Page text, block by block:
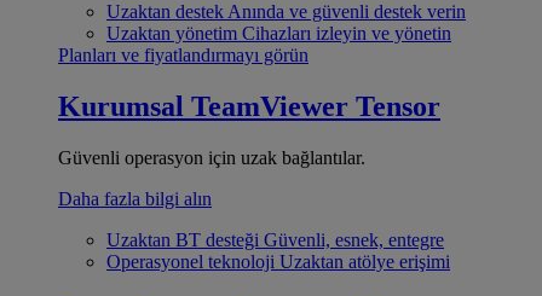
Uzaktan destek Anında ve güvenli destek verin
Uzaktan yönetim Cihazları izleyin ve yönetin
Planları ve fiyatlandırmayı görün
Kurumsal TeamViewer Tensor
Güvenli operasyon için uzak bağlantılar.
Daha fazla bilgi alın
Uzaktan BT desteği Güvenli, esnek, entegre
Operasyonel teknoloji Uzaktan atölye erişimi